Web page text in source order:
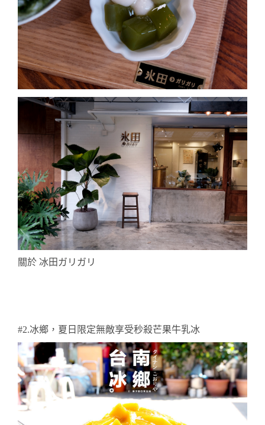
關於 冰田ガリガリ
#2.冰鄉，夏日限定無敵享受秒殺芒果牛乳冰